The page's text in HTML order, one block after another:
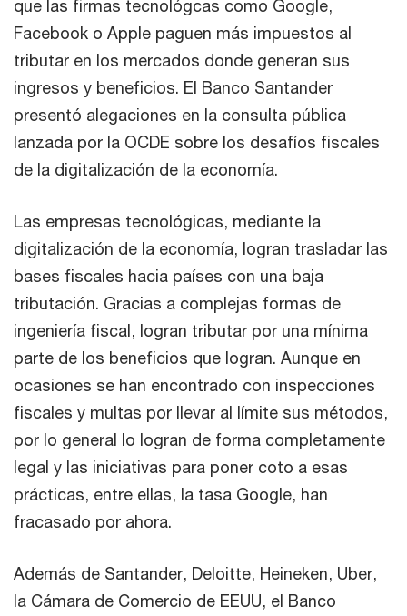
que las firmas tecnológcas como Google,
Facebook o Apple paguen más impuestos al
tributar en los mercados donde generan sus
ingresos y beneficios. El Banco Santander
presentó alegaciones en la consulta pública
lanzada por la OCDE sobre los desafíos fiscales
de la digitalización de la economía.
Las empresas tecnológicas, mediante la
digitalización de la economía, logran trasladar las
bases fiscales hacia países con una baja
tributación. Gracias a complejas formas de
ingeniería fiscal, logran tributar por una mínima
parte de los beneficios que logran. Aunque en
ocasiones se han encontrado con inspecciones
fiscales y multas por llevar al límite sus métodos,
por lo general lo logran de forma completamente
legal y las iniciativas para poner coto a esas
prácticas, entre ellas, la tasa Google, han
fracasado por ahora.
Además de Santander, Deloitte, Heineken, Uber,
la Cámara de Comercio de EEUU, el Banco